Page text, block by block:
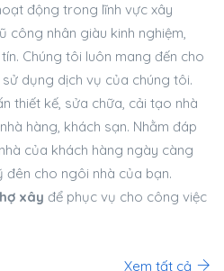
động trong lĩnh vực xây
công nhân giàu kinh nghiệm,
Chúng tôi luôn mang đến cho
dụng dịch vụ của chúng tôi.
thiết kế, sửa chữa, cải tạo nhà
hàng, khách sạn. Nhằm đáp
của khách hàng ngày càng
đên cho ngôi nhà của bạn.
xây để phục vụ cho công việc
Xem tất cả